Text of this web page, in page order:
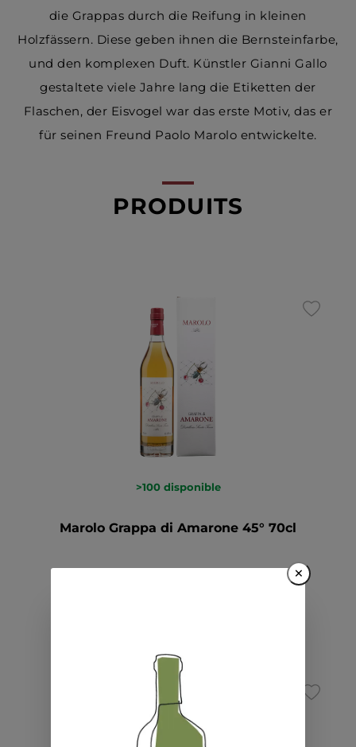
×
die Grappas durch die Reifung in kleinen
Holzfässern. Diese geben ihnen die Bernsteinfarbe,
und den komplexen Duft. Künstler Gianni Gallo
gestaltete viele Jahre lang die Etiketten der
Flaschen, der Eisvogel war das erste Motiv, das er
für seinen Freund Paolo Marolo entwickelte.
PRODUITS
>100 disponible
Marolo Grappa di Amarone 45° 70cl